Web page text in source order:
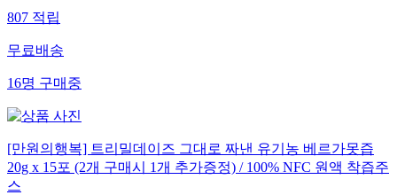
807적립
무료배송
16명구매중
[만원의행복] 트리밀데이즈 그대로 짜낸 유기농 베르가못즙
20g x 15포 (2개 구매시 1개 추가증정) / 100% NFC 원액 착즙주
스